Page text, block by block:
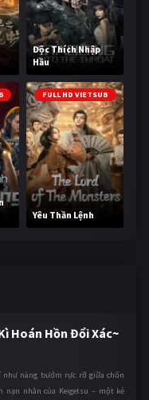
Độc Thích Nhập
Hầu
FULL HD VIETSUB
Yêu Thần Lệnh
Hoán Hồn Đổi Xác~
nàng bướm rực rỡ giữa chốn
nhân của Keigetsu – một kẻ